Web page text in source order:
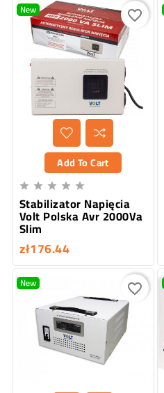
New
Add To Cart
    
Stabilizator Napięcia
Volt Polska Avr 2000Va
Slim
zł176.44
favorite_border
New favorite_border